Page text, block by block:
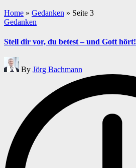
Home » Gedanken » Seite 3
Posted
Gedanken
Stell dir vor, du betest – und Gott hört!
Posted
by
By Jörg Bachmann